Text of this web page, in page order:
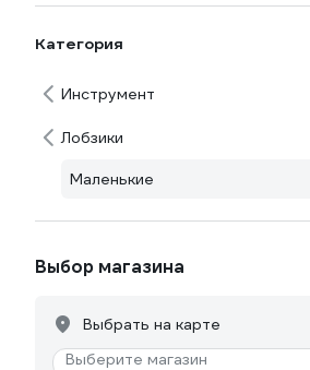
Категория
Инструмент
Лобзики
Маленькие
Выбор магазина
Выбрать на карте
Выберите магазин